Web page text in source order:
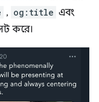
, og:title এবং
করে।